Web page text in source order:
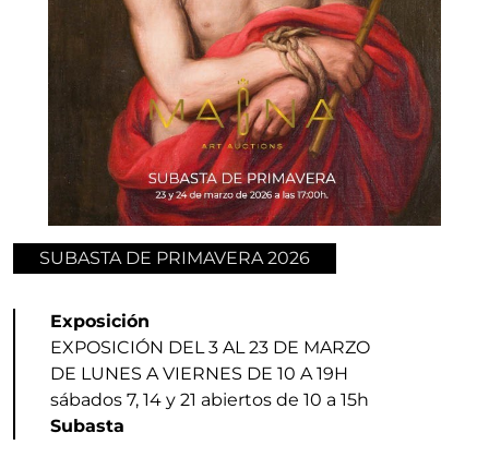
SUBASTA DE PRIMAVERA 2026
Exposición
EXPOSICIÓN DEL 3 AL 23 DE MARZO
DE LUNES A VIERNES DE 10 A 19H
sábados 7, 14 y 21 abiertos de 10 a 15h
Subasta